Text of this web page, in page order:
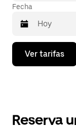
Fecha
Presiona
flecha
el
Ver tarifas
Reserva